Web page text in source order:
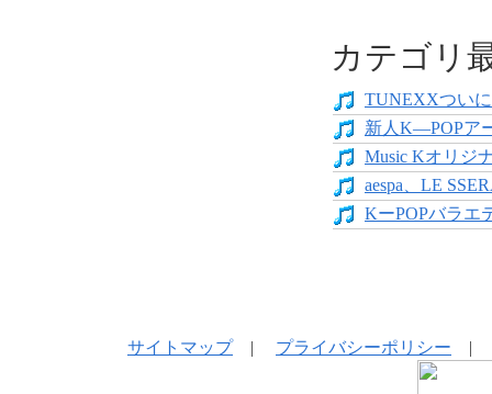
カテゴリ
TUNEXXつい
新人K―POPア
Music Kオリジ
aespa、LE
KーPOPバラエ
サイトマップ| プライバシーポリシー